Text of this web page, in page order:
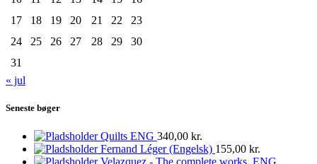
17
18 19 20 21 22
23
24
25 26 27 28 29
30
31
« jul
Seneste bøger
Quilts ENG 340,00 kr.
Fernand Léger (Engelsk) 155,00 kr.
Velazquez - The complete works. ENG